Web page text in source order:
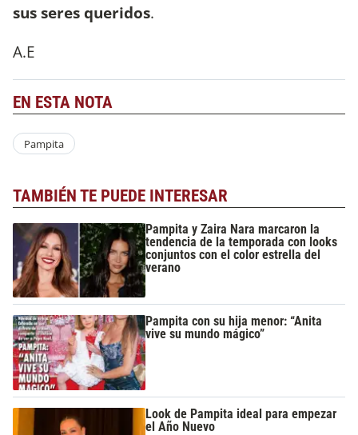
sus seres queridos.
A.E
EN ESTA NOTA
Pampita
TAMBIÉN TE PUEDE INTERESAR
Pampita y Zaira Nara marcaron la
tendencia de la temporada con looks
conjuntos con el color estrella del
verano
Pampita con su hija menor: “Anita
vive su mundo mágico”
Look de Pampita ideal para empezar
el Año Nuevo